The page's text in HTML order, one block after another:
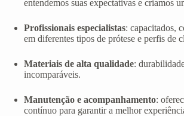
entendemos suas expectativas e criamos
Profissionais especialistas: capacitados,
em diferentes tipos de prótese e perfis de
Materiais de alta qualidade:
incomparáveis.
Manutenção e acompanhamento:
contínuo para garantir a melhor